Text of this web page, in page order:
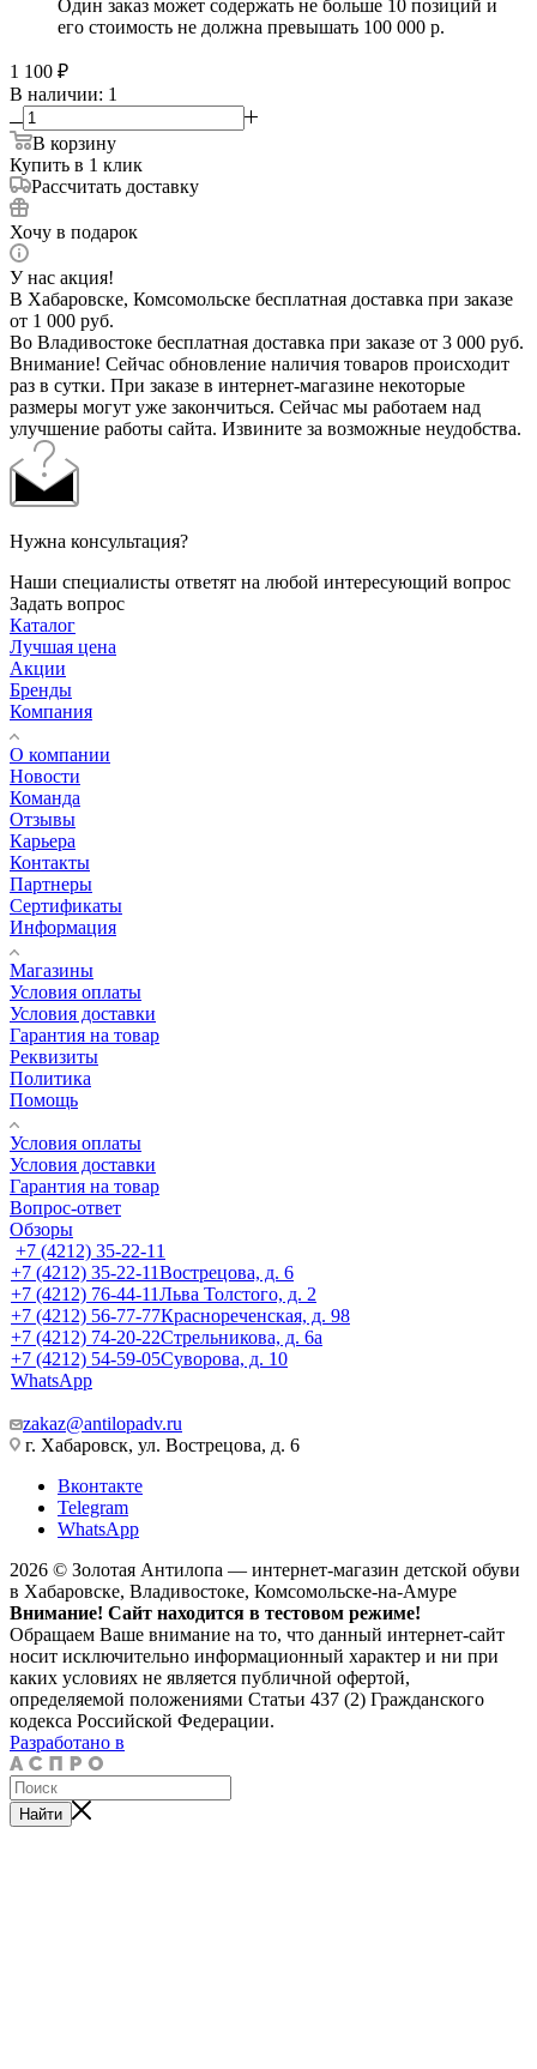
Один заказ может содержать не больше 10 позиций и
его стоимость не должна превышать 100 000 р.
1 100 ₽
В наличии: 1
В корзину
Купить в 1 клик
Рассчитать доставку
Хочу в подарок
У нас акция!
В Хабаровске, Комсомольске бесплатная доставка при заказе
от 1 000 руб.
Во Владивостоке бесплатная доставка при заказе от 3 000 руб.
Внимание! Сейчас обновление наличия товаров происходит
раз в сутки. При заказе в интернет-магазине некоторые
размеры могут уже закончиться. Сейчас мы работаем над
улучшение работы сайта. Извините за возможные неудобства.
Нужна консультация?
Наши специалисты ответят на любой интересующий вопрос
Задать вопрос
Каталог
Лучшая цена
Акции
Бренды
Компания
О компании
Новости
Команда
Отзывы
Карьера
Контакты
Партнеры
Сертификаты
Информация
Магазины
Условия оплаты
Условия доставки
Гарантия на товар
Реквизиты
Политика
Помощь
Условия оплаты
Условия доставки
Гарантия на товар
Вопрос-ответ
Обзоры
+7 (4212) 35-22-11
+7 (4212) 35-22-11Вострецова, д. 6
+7 (4212) 76-44-11Льва Толстого, д. 2
+7 (4212) 56-77-77Краснореченская, д. 98
+7 (4212) 74-20-22Стрельникова, д. 6а
+7 (4212) 54-59-05Суворова, д. 10
WhatsApp
zakaz@antilopadv.ru
г. Хабаровск, ул. Вострецова, д. 6
Вконтакте
Telegram
WhatsApp
2026 © Золотая Антилопа — интернет-магазин детской обуви
в Хабаровске, Владивостоке, Комсомольске-на-Амуре
Внимание! Сайт находится в тестовом режиме!
Обращаем Ваше внимание на то, что данный интернет-сайт
носит исключительно информационный характер и ни при
каких условиях не является публичной офертой,
определяемой положениями Статьи 437 (2) Гражданского
кодекса Российской Федерации.
Разработано в
Найти